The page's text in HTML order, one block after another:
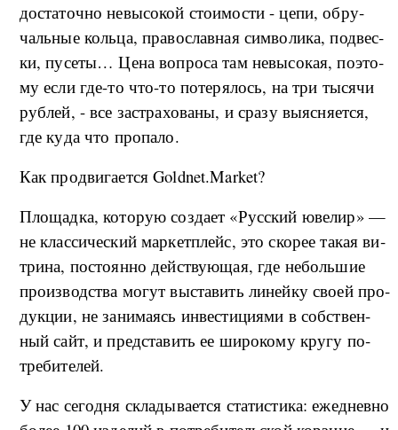
до­ста­точ­но не­вы­со­кой сто­и­мо­сти - це­пи, об­ру­
чаль­ные коль­ца, пра­во­слав­ная си­м­во­ли­ка, под­вес­
ки, пу­се­ты… Це­на во­про­са там не­вы­со­кая, по­это­
му ес­ли где-то что-то по­те­ря­лось, на три ты­ся­чи
руб­лей, - все за­стра­хо­ва­ны, и сра­зу вы­яс­ня­ет­ся,
где ку­да что про­па­ло.
Как про­дви­га­ет­ся Goldnet.Market?
П­ло­ща­д­ка, ко­то­рую со­з­да­ет «Рус­ский юве­лир» —
не клас­си­че­ский мар­кет­плейс, это ско­рее та­кая ви­
т­ри­на, по­сто­ян­но дей­ству­ю­щая, где не­боль­шие
про­из­вод­ства мо­гут вы­ста­вить ли­ней­ку сво­ей про­
дук­ции, не за­ни­ма­ясь ин­ве­сти­ци­я­ми в соб­ствен­
ный сайт, и пред­ста­вить ее ши­ро­ко­му кру­гу по­
тре­би­те­лей.
У нас се­го­д­ня скла­ды­ва­ет­ся ста­ти­сти­ка: еже­д­нев­но